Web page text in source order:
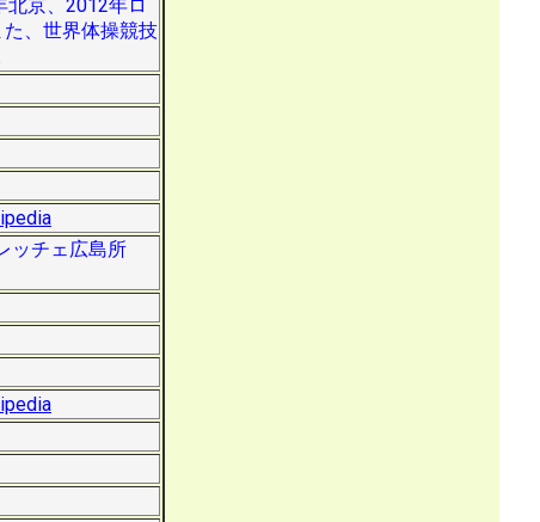
京、2012年ロ
、世界体操競技
ッチェ広島所